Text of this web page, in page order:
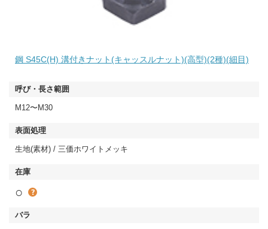
鋼 S45C(H) 溝付きナット(キャッスルナット)(高型)(2種)(細目)
M12〜M30
生地(素材) / 三価ホワイトメッキ
○